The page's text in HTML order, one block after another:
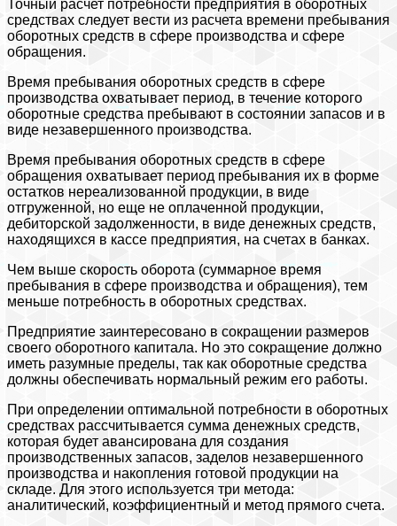
Точный расчет потребности предприятия в оборотных
средствах следует вести из расчета времени пребывания
оборотных средств в сфере производства и сфере
обращения.
Время пребывания оборотных средств в сфере
производства охватывает период, в течение которого
оборотные средства пребывают в состоянии запасов и в
виде незавершенного производства.
Время пребывания оборотных средств в сфере
обращения охватывает период пребывания их в форме
остатков нереализованной продукции, в виде
отгруженной, но еще не оплаченной продукции,
дебиторской задолженности, в виде денежных средств,
находящихся в кассе предприятия, на счетах в банках.
Чем выше скорость оборота (суммарное время
пребывания в сфере производства и обращения), тем
меньше потребность в оборотных средствах.
Предприятие заинтересовано в сокращении размеров
своего оборотного капитала. Но это сокращение должно
иметь разумные пределы, так как оборотные средства
должны обеспечивать нормальный режим его работы.
При определении оптимальной потребности в оборотных
средствах рассчитывается сумма денежных средств,
которая будет авансирована для создания
производственных запасов, заделов незавершенного
производства и накопления готовой продукции на
складе. Для этого используется три метода:
аналитический, коэффициентный и метод прямого счета.